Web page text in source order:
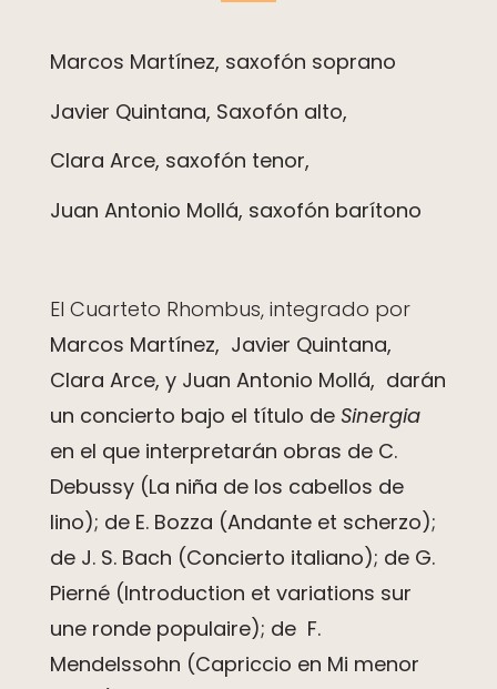
Marcos Martínez, saxofón soprano
Javier Quintana, Saxofón alto,
Clara Arce, saxofón tenor,
Juan Antonio Mollá, saxofón barítono
El Cuarteto Rhombus, integrado por
Marcos Martínez, Javier Quintana,
Clara Arce, y Juan Antonio Mollá, darán
un concierto bajo el título de Sinergia
en el que interpretarán obras de C.
Debussy (La niña de los cabellos de
lino); de E. Bozza (Andante et scherzo);
de J. S. Bach (Concierto italiano); de G.
Pierné (Introduction et variations sur
une ronde populaire); de F.
Mendelssohn (Capriccio en Mi menor